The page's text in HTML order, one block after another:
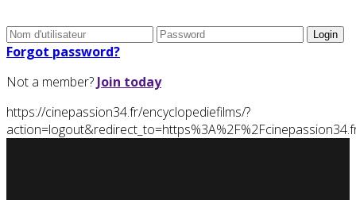
Forgot password?
Not a member? Join today
https://cinepassion34.fr/encyclopediefilms/?